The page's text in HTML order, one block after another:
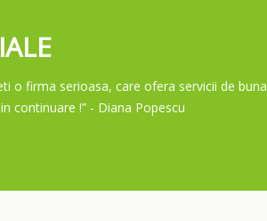
o firma serioasa, care ofera servicii de
continuare !” - Diana Popescu